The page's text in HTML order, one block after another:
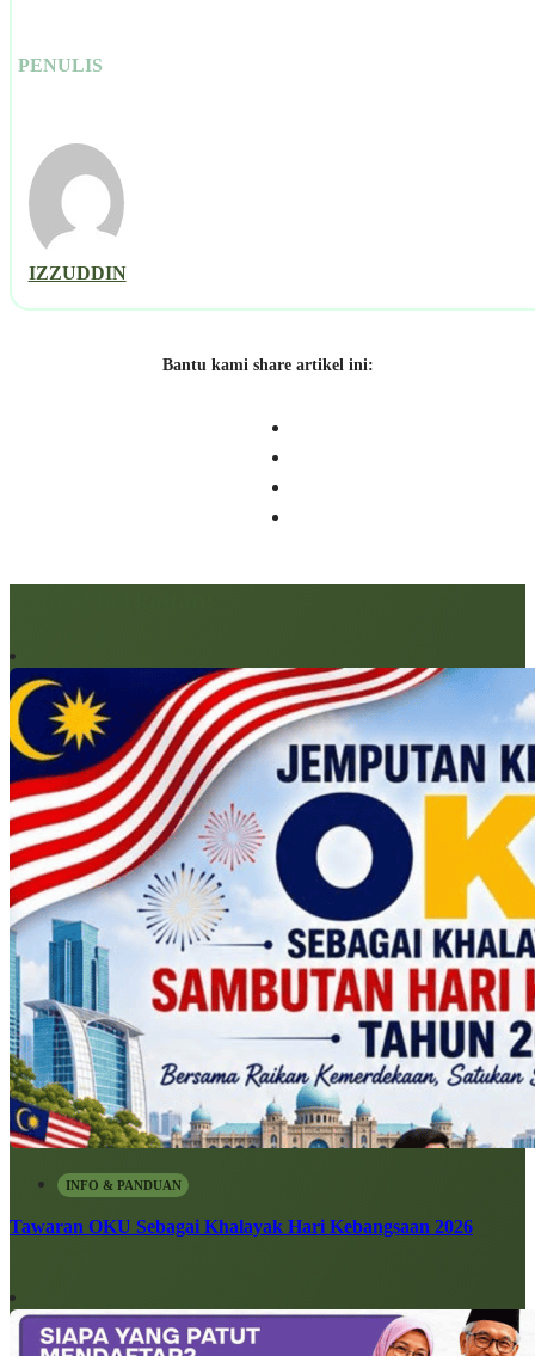
PENULIS
IZZUDDIN
Bantu kami share artikel ini:
INFO & PANDUAN
Tawaran OKU Sebagai Khalayak Hari Kebangsaan 2026